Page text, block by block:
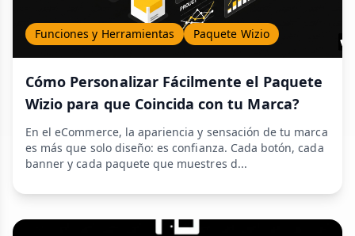
Funciones y Herramientas Paquete Wizio
Cómo Personalizar Fácilmente el Paquete
Wizio para que Coincida con tu Marca?
En el eCommerce, la apariencia y sensación de tu marca
es más que solo diseño: es confianza. Cada botón, cada
banner y cada paquete que muestres d...